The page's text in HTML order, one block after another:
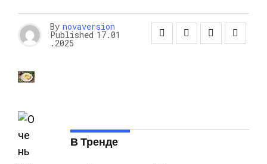
By novaversion
Published 17.01
.2025
В Тренде